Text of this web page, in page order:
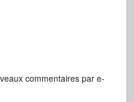
commentaires par e-